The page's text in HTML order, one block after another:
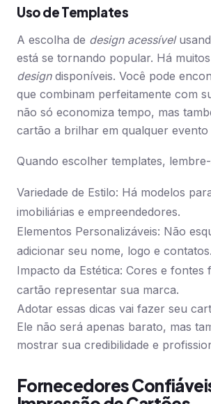
Uso de Templates
A escolha de design acessível
está se tornando popular. Há muitos
designdisponíveis. Você pode
que combinam perfeitamente com
não só economiza tempo, mas
cartão a brilhar em qualquer evento
Quando escolher templates,
Variedade de Estilo: Há modelos
imobiliárias e empreendedores.
Elementos Personalizáveis: Não
adicionar seu nome, logo e contatos.
Impacto da Estética: Cores e fontes
cartão representar sua marca.
Adotar essas dicas vai fazer seu
Ele não será apenas barato, mas
mostrar sua credibilidade e
Fornecedores